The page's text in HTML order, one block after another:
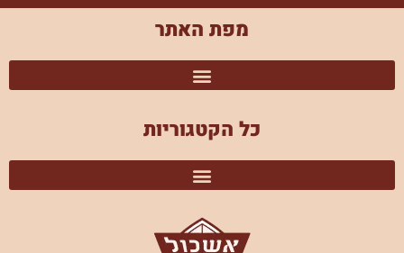
מפת האתר
כל הקטגוריות